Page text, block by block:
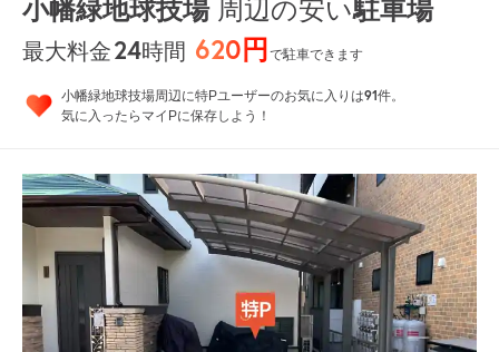
小幡緑地球技場周辺の安い駐車場
最大料金24時間 620円で駐車できます
小幡緑地球技場周辺に特Pユーザーのお気に入りは91件。
気に入ったらマイPに保存しよう！